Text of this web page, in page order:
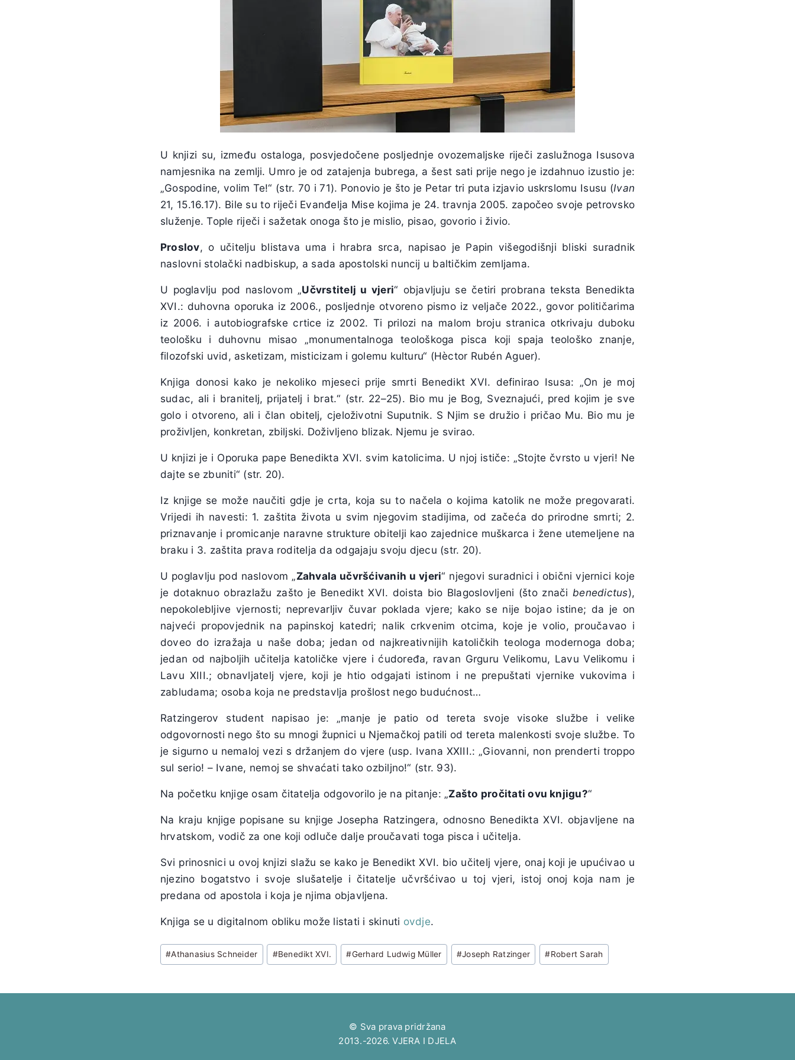
U knjizi su, između ostaloga, posvjedočene posljednje ovozemaljske riječi zaslužnoga Isusova
namjesnika na zemlji. Umro je od zatajenja bubrega, a šest sati prije nego je izdahnuo izustio je:
„Gospodine, volim Te!“ (str. 70 i 71). Ponovio je što je Petar tri puta izjavio uskrslomu Isusu (Ivan
21, 15.16.17). Bile su to riječi Evanđelja Mise kojima je 24. travnja 2005. započeo svoje petrovsko
služenje. Tople riječi i sažetak onoga što je mislio, pisao, govorio i živio.
Proslov, o učitelju blistava uma i hrabra srca, napisao je Papin višegodišnji bliski suradnik
naslovni stolački nadbiskup, a sada apostolski nuncij u baltičkim zemljama.
U poglavlju pod naslovom „Učvrstitelj u vjeri“ objavljuju se četiri probrana teksta Benedikta
XVI.: duhovna oporuka iz 2006., posljednje otvoreno pismo iz veljače 2022., govor političarima
iz 2006. i autobiografske crtice iz 2002. Ti prilozi na malom broju stranica otkrivaju duboku
teološku i duhovnu misao „monumentalnoga teološkoga pisca koji spaja teološko znanje,
filozofski uvid, asketizam, misticizam i golemu kulturu“ (Hèctor Rubén Aguer).
Knjiga donosi kako je nekoliko mjeseci prije smrti Benedikt XVI. definirao Isusa: „On je moj
sudac, ali i branitelj, prijatelj i brat.“ (str. 22–25). Bio mu je Bog, Sveznajući, pred kojim je sve
golo i otvoreno, ali i član obitelj, cjeloživotni Suputnik. S Njim se družio i pričao Mu. Bio mu je
proživljen, konkretan, zbiljski. Doživljeno blizak. Njemu je svirao.
U knjizi je i Oporuka pape Benedikta XVI. svim katolicima. U njoj ističe: „Stojte čvrsto u vjeri! Ne
dajte se zbuniti“ (str. 20).
Iz knjige se može naučiti gdje je crta, koja su to načela o kojima katolik ne može pregovarati.
Vrijedi ih navesti: 1. zaštita života u svim njegovim stadijima, od začeća do prirodne smrti; 2.
priznavanje i promicanje naravne strukture obitelji kao zajednice muškarca i žene utemeljene na
braku i 3. zaštita prava roditelja da odgajaju svoju djecu (str. 20).
U poglavlju pod naslovom „Zahvala učvršćivanih u vjeri“ njegovi suradnici i obični vjernici koje
je dotaknuo obrazlažu zašto je Benedikt XVI. doista bio Blagoslovljeni (što znači benedictus),
nepokolebljive vjernosti; neprevarljiv čuvar poklada vjere; kako se nije bojao istine; da je on
najveći propovjednik na papinskoj katedri; nalik crkvenim otcima, koje je volio, proučavao i
doveo do izražaja u naše doba; jedan od najkreativnijih katoličkih teologa modernoga doba;
jedan od najboljih učitelja katoličke vjere i ćudoređa, ravan Grguru Velikomu, Lavu Velikomu i
Lavu XIII.; obnavljatelj vjere, koji je htio odgajati istinom i ne prepuštati vjernike vukovima i
zabludama; osoba koja ne predstavlja prošlost nego budućnost…
Ratzingerov student napisao je: „manje je patio od tereta svoje visoke službe i velike
odgovornosti nego što su mnogi župnici u Njemačkoj patili od tereta malenkosti svoje službe. To
je sigurno u nemaloj vezi s držanjem do vjere (usp. Ivana XXIII.: „Giovanni, non prenderti troppo
sul serio! – Ivane, nemoj se shvaćati tako ozbiljno!“ (str. 93).
Na početku knjige osam čitatelja odgovorilo je na pitanje: „Zašto pročitati ovu knjigu?“
Na kraju knjige popisane su knjige Josepha Ratzingera, odnosno Benedikta XVI. objavljene na
hrvatskom, vodič za one koji odluče dalje proučavati toga pisca i učitelja.
Svi prinosnici u ovoj knjizi slažu se kako je Benedikt XVI. bio učitelj vjere, onaj koji je upućivao u
njezino bogatstvo i svoje slušatelje i čitatelje učvršćivao u toj vjeri, istoj onoj koja nam je
predana od apostola i koja je njima objavljena.
Knjiga se u digitalnom obliku može listati i skinuti ovdje.
Post
Tags:
#Athanasius Schneider #Benedikt XVI. #Gerhard Ludwig Müller #Joseph Ratzinger #Robert Sarah
© Sva prava pridržana
2013.-2026. VJERA I DJELA